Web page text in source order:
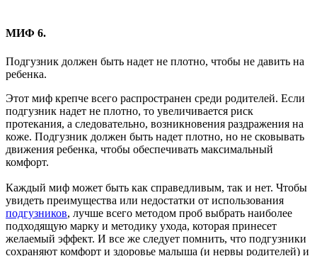
МИФ 6.
Подгузник должен быть надет не плотно, чтобы не давить на
ребенка.
Этот миф крепче всего распространен среди родителей. Если
подгузник надет не плотно, то увеличивается риск
протекания, а следовательно, возникновения раздражения на
коже. Подгузник должен быть надет плотно, но не сковывать
движения ребенка, чтобы обеспечивать максимальный
комфорт.
Каждый миф может быть как справедливым, так и нет. Чтобы
увидеть преимущества или недостатки от использования
подгузников, лучше всего методом проб выбрать наиболее
подходящую марку и методику ухода, которая принесет
желаемый эффект. И все же следует помнить, что подгузники
сохраняют комфорт и здоровье малыша (и нервы родителей) и